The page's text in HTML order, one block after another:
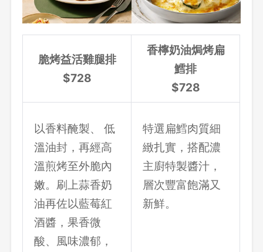
脆烤益活雞腿排
$728
香檸奶油焗烤扁
鱈排
$728
以香料醃製、 低
溫油封，再經高
溫煎烤至外脆內
嫩。刷上蒜香奶
油再佐以藍莓紅
酒醬，果香微
酸、風味濃郁，
特選扁鱈肉質細
緻扎實，搭配濃
主廚特製醬汁，
層次豐富飽滿又
新鮮。
確定要登出嗎？